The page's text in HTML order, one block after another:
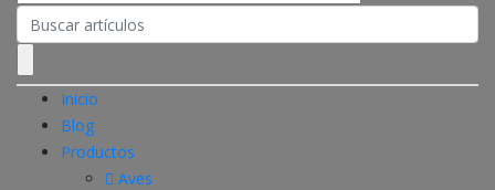
Search
for:
Inicio
Blog
Productos
Aves